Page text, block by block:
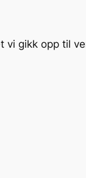
vi gikk opp til